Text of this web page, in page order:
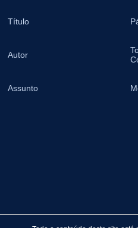
Título
Autor
Assunto